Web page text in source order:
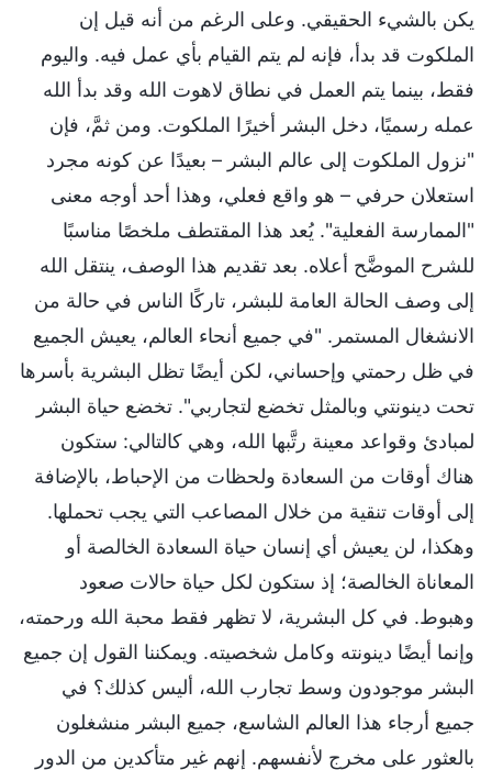
يكن بالشيء الحقيقي. وعلى الرغم من أنه قيل إن
الملكوت قد بدأ، فإنه لم يتم القيام بأي عمل فيه. واليوم
فقط، بينما يتم العمل في نطاق لاهوت الله وقد بدأ الله
عمله رسميًا، دخل البشر أخيرًا الملكوت. ومن ثمَّ، فإن
"نزول الملكوت إلى عالم البشر – بعيدًا عن كونه مجرد
استعلان حرفي – هو واقع فعلي، وهذا أحد أوجه معنى
"الممارسة الفعلية". يُعد هذا المقتطف ملخصًا مناسبًا
للشرح الموضَّح أعلاه. بعد تقديم هذا الوصف، ينتقل الله
إلى وصف الحالة العامة للبشر، تاركًا الناس في حالة من
الانشغال المستمر. "في جميع أنحاء العالم، يعيش الجميع
في ظل رحمتي وإحساني، لكن أيضًا تظل البشرية بأسرها
تحت دينونتي وبالمثل تخضع لتجاربي". تخضع حياة البشر
لمبادئ وقواعد معينة رتَّبها الله، وهي كالتالي: ستكون
هناك أوقات من السعادة ولحظات من الإحباط، بالإضافة
إلى أوقات تنقية من خلال المصاعب التي يجب تحملها.
وهكذا، لن يعيش أي إنسان حياة السعادة الخالصة أو
المعاناة الخالصة؛ إذ ستكون لكل حياة حالات صعود
وهبوط. في كل البشرية، لا تظهر فقط محبة الله ورحمته،
وإنما أيضًا دينونته وكامل شخصيته. ويمكننا القول إن جميع
البشر موجودون وسط تجارب الله، أليس كذلك؟ في
جميع أرجاء هذا العالم الشاسع، جميع البشر منشغلون
بالعثور على مخرج لأنفسهم. إنهم غير متأكدين من الدور